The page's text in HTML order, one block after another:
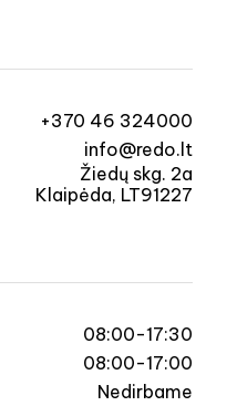
+370 46 324000
info@redo.lt
Žiedų skg. 2a
Klaipėda, LT91227
08:00-17:30
08:00-17:00
Nedirbame